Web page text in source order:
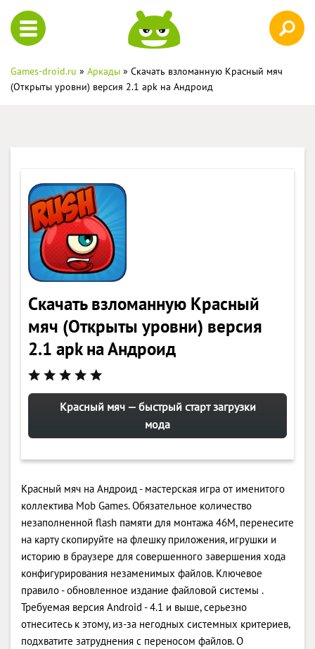
Games-droid.ru » Аркады » Скачать взломанную Красный мяч
(Открыты уровни) версия 2.1 apk на Андроид
Скачать взломанную Красный
мяч (Открыты уровни) версия
2.1 apk на Андроид
Красный мяч — быстрый старт загрузки
мода
Красный мяч на Андроид - мастерская игра от именитого
коллектива Mob Games. Обязательное количество
незаполненной flash памяти для монтажа 46M, перенесите
на карту скопируйте на флешку приложения, игрушки и
историю в браузере для совершенного завершения хода
конфигурирования незаменимых файлов. Ключевое
правило - обновленное издание файловой системы .
Требуемая версия Android - 4.1 и выше, серьезно
отнеситесь к этому, из-за негодных системных критериев,
подхватите затруднения с переносом файлов. О